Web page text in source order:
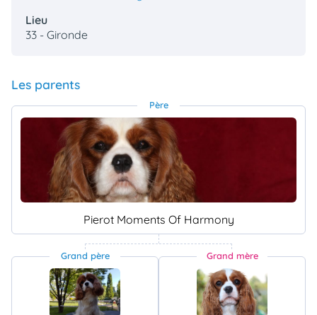
Lieu
33 - Gironde
Les parents
Père
Pierot Moments Of Harmony
Grand père Grand mère